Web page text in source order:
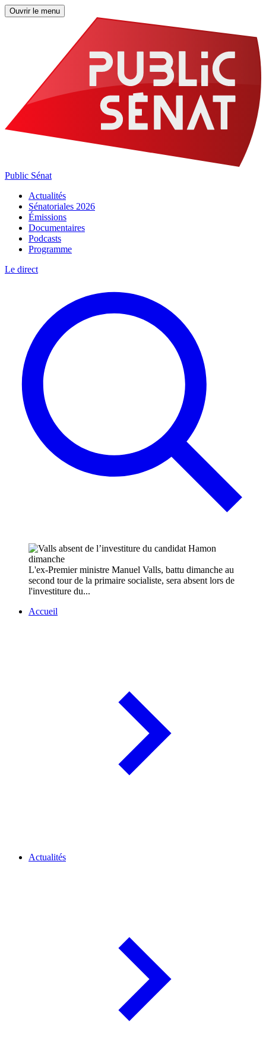
Ouvrir le menu
Public Sénat
Actualités
Sénatoriales 2026
Émissions
Documentaires
Podcasts
Programme
Le direct
L'ex-Premier ministre Manuel Valls, battu dimanche au
second tour de la primaire socialiste, sera absent lors de
l'investiture du...
Accueil
Actualités